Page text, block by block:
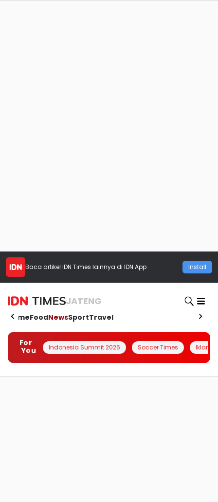
Baca artikel IDN Times lainnya di IDN App Install
JATENG
HomeFoodNewsSportTravel
For
You
Indonesia Summit 2026 Soccer Times Iklanin